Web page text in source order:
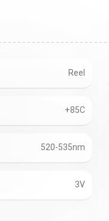
Reel
+85C
520-535nm
3V